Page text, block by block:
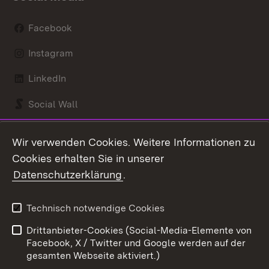
Facebook
Instagram
LinkedIn
Social Wall
Kontakt
Barrierefreiheit
Impressum
Cookies
Wir verwenden Cookies. Weitere Informationen zu
Cookies erhalten Sie in unserer
Datenschutzerklärung.
Technisch notwendige Cookies
Drittanbieter-Cookies (Social-Media-Elemente von
Facebook, X / Twitter und Google werden auf der
gesamten Webseite aktiviert.)